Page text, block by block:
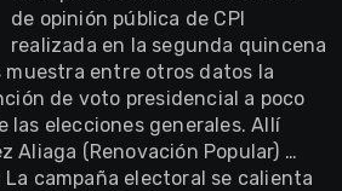
de opinión pública de CPI
realizada en la segunda quincena
muestra entre otros datos la
de voto presidencial a poco
las elecciones generales. Allí
Aliaga (Renovación Popular) …
campaña electoral se calienta